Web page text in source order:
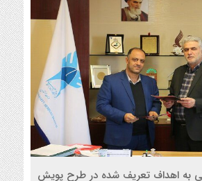
به اهداف تعریف شده در طرح پویش